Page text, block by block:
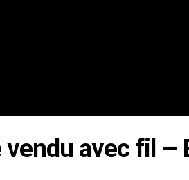
avec fil –